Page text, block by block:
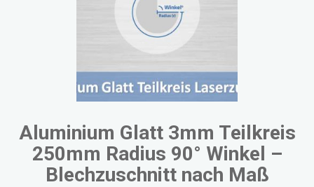
Aluminium Glatt 3mm Teilkreis
250mm Radius 90° Winkel –
Blechzuschnitt nach Maß